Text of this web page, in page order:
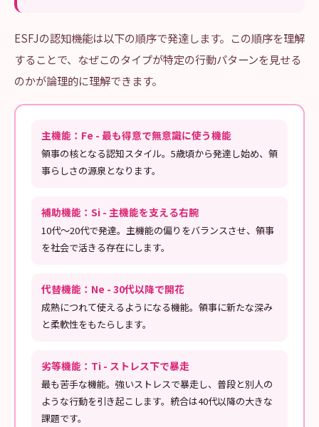
ESFJの認知機能は以下の順序で発達します。この順序を理解
することで、なぜこのタイプが特定の行動パターンを見せる
のかが論理的に理解できます。
主機能：Fe - 最も得意で無意識に使う機能
領事の核となる認知スタイル。5歳頃から発達し始め、領
事らしさの源泉となります。
補助機能：Si - 主機能を支える右腕
10代〜20代で発達。主機能の偏りをバランスさせ、領事
を社会で活きる存在にします。
代替機能：Ne - 30代以降で開花
成熟につれて使えるようになる機能。領事に新たな深み
と柔軟性をもたらします。
劣等機能：Ti - ストレス下で暴走
最も苦手な機能。強いストレスで暴走し、普段と別人の
ような行動を引き起こします。統合は40代以降の大きな
課題です。